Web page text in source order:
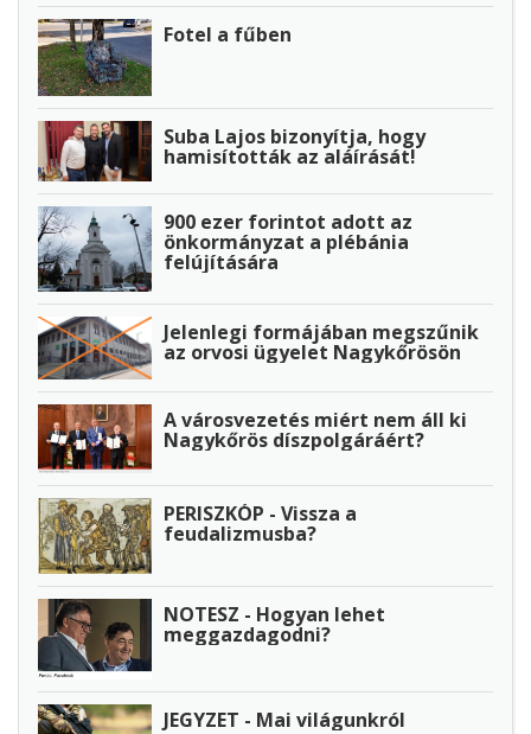
Fotel a fűben
Suba Lajos bizonyítja, hogy
hamisították az aláírását!
900 ezer forintot adott az
önkormányzat a plébánia
felújítására
Jelenlegi formájában megszűnik
az orvosi ügyelet Nagykőrösön
A városvezetés miért nem áll ki
Nagykőrös díszpolgáráért?
PERISZKÓP - Vissza a
feudalizmusba?
NOTESZ - Hogyan lehet
meggazdagodni?
JEGYZET - Mai világunkról